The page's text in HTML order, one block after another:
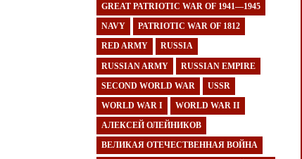
GREAT PATRIOTIC WAR OF 1941—1945
NAVY PATRIOTIC WAR OF 1812
RED ARMY RUSSIA
RUSSIAN ARMY RUSSIAN EMPIRE
SECOND WORLD WAR USSR
WORLD WAR I WORLD WAR II
АЛЕКСЕЙ ОЛЕЙНИКОВ
ВЕЛИКАЯ ОТЕЧЕСТВЕННАЯ ВОЙНА